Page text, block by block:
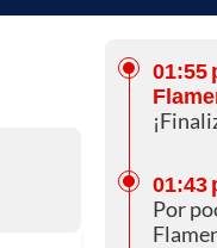
01:55
01:43
Por